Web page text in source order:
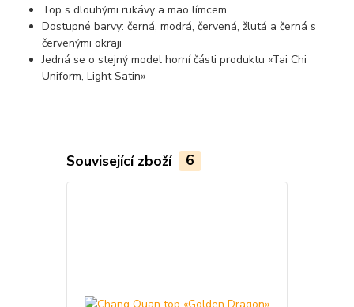
Top s dlouhými rukávy a mao límcem
Dostupné barvy: černá, modrá, červená, žlutá a černá s
červenými okraji
Jedná se o stejný model horní části produktu «Tai Chi
Uniform, Light Satin»
Související zboží 6